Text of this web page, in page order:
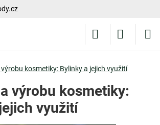
kosmetiky: Bylinky a jejich využití
výrobu kosmetiky:
využití